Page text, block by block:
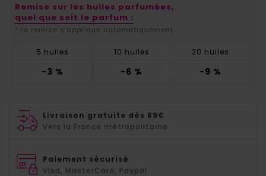
Remise sur les huiles parfumées,
quel que soit le parfum :
* la remise s'applique automatiquement
5 huiles
-3 %
10 huiles
-6 %
20 huiles
-9 %
Livraison gratuite dès 69€
Vers la France métropolitaine
Paiement sécurisé
Visa, MasterCard, Paypal